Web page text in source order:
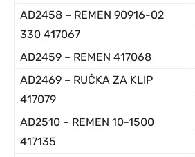
AD2458 – REMEN 90916-02
330 417067
AD2459 – REMEN 417068
AD2469 – RUĈKA ZA KLIP
417079
AD2510 – REMEN 10-1500
417135